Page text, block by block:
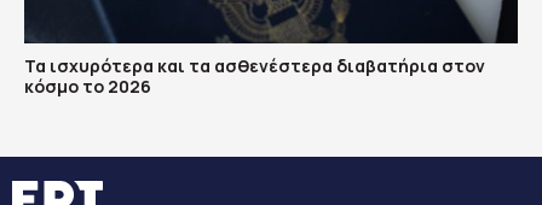
Τα ισχυρότερα και τα ασθενέστερα διαβατήρια στον
κόσμο το 2026